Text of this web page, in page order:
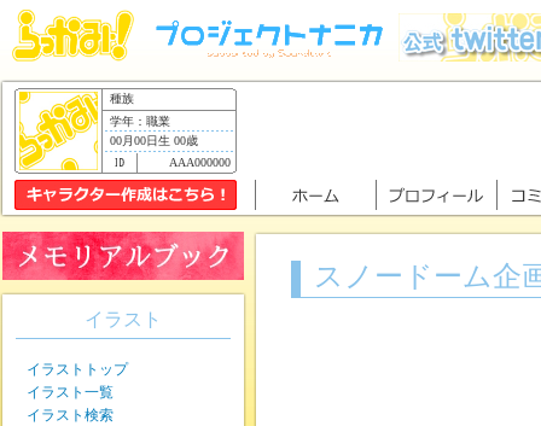
種族
学年：職業
00月00日生 00歳
AAA000000
スノードーム企
イラスト
イラストトップ
イラスト一覧
イラスト検索